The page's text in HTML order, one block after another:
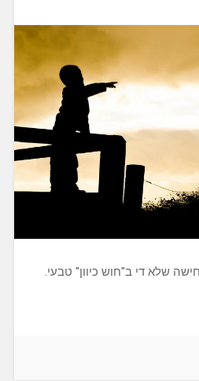
שלא די ב"חוש כיוון" טבעי.